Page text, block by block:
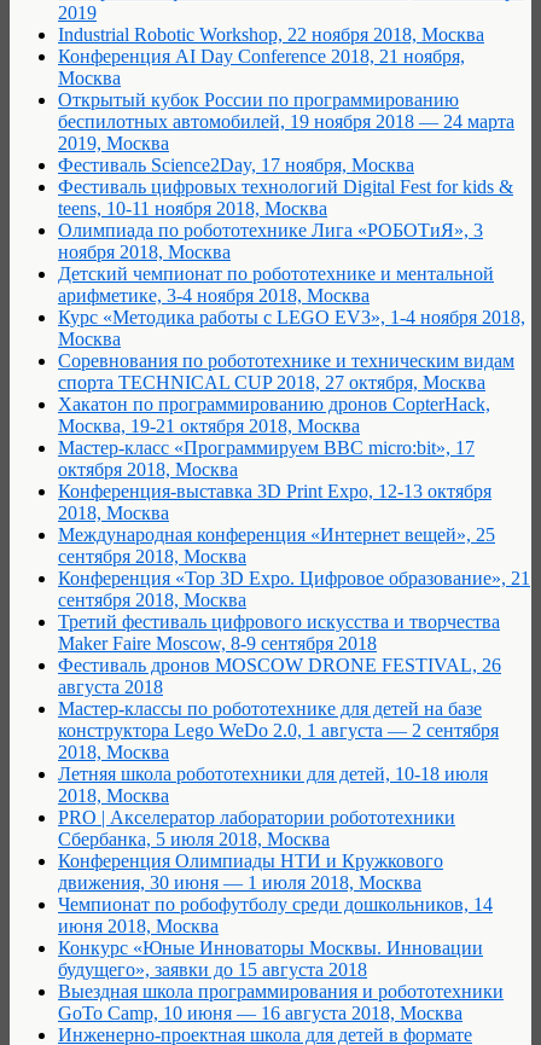
2019
Industrial Robotic Workshop, 22 ноября 2018, Москва
Конференция AI Day Conference 2018, 21 ноября,
Москва
Открытый кубок России по программированию
беспилотных автомобилей, 19 ноября 2018 — 24 марта
2019, Москва
Фестиваль Science2Day, 17 ноября, Москва
Фестиваль цифровых технологий Digital Fest for kids &
teens, 10-11 ноября 2018, Москва
Олимпиада по робототехнике Лига «РОБОТиЯ», 3
ноября 2018, Москва
Детский чемпионат по робототехнике и ментальной
арифметике, 3-4 ноября 2018, Москва
Курс «Методика работы с LEGO EV3», 1-4 ноября 2018,
Москва
Соревнования по робототехнике и техническим видам
спорта TECHNICAL CUP 2018, 27 октября, Москва
Хакатон по программированию дронов CopterHack,
Москва, 19-21 октября 2018, Москва
Мастер-класс «Программируем BBC micro:bit», 17
октября 2018, Москва
Конференция-выставка 3D Print Expo, 12-13 октября
2018, Москва
Международная конференция «Интернет вещей», 25
сентября 2018, Москва
Конференция «Top 3D Expo. Цифровое образование», 21
сентября 2018, Москва
Третий фестиваль цифрового искусства и творчества
Maker Faire Moscow, 8-9 сентября 2018
Фестиваль дронов MOSCOW DRONE FESTIVAL, 26
августа 2018
Мастер-классы по робототехнике для детей на базе
конструктора Lego WeDo 2.0, 1 августа — 2 сентября
2018, Москва
Летняя школа робототехники для детей, 10-18 июля
2018, Москва
PRO | Акселератор лаборатории робототехники
Сбербанка, 5 июля 2018, Москва
Конференция Олимпиады НТИ и Кружкового
движения, 30 июня — 1 июля 2018, Москва
Чемпионат по робофутболу среди дошкольников, 14
июня 2018, Москва
Конкурс «Юные Инноваторы Москвы. Инновации
будущего», заявки до 15 августа 2018
Выездная школа программирования и робототехники
GoTo Camp, 10 июня — 16 августа 2018, Москва
Инженерно-проектная школа для детей в формате